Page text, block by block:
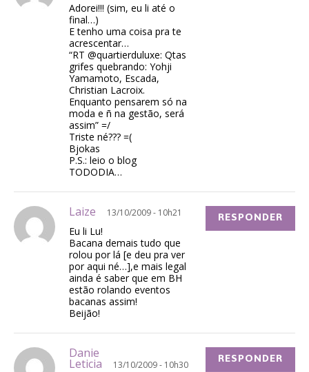
Adorei!!! (sim, eu li até o
final…)
E tenho uma coisa pra te
acrescentar…
“RT @quartierduluxe: Qtas
grifes quebrando: Yohji
Yamamoto, Escada,
Christian Lacroix.
Enquanto pensarem só na
moda e ñ na gestão, será
assim” =/
Triste né??? =(
Bjokas
P.S.: leio o blog
TODODIA…
Laize 13/10/2009 - 10h21
Eu li Lu!
Bacana demais tudo que
rolou por lá [e deu pra ver
por aqui né…],e mais legal
ainda é saber que em BH
estão rolando eventos
bacanas assim!
Beijão!
RESPONDER
Danie
Leticia 13/10/2009 - 10h30 RESPONDER